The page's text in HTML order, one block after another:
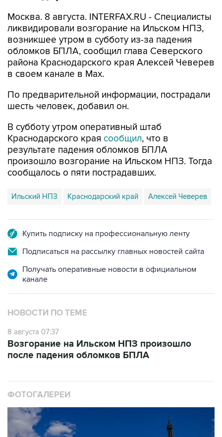
Москва. 8 августа. INTERFAX.RU - Специалисты
ликвидировали возгорание на Ильском НПЗ,
возникшее утром в субботу из-за падения
обломков БПЛА, сообщил глава Северского
района Краснодарского края Алексей Чеверев
в своем канале в Max.
По предварительной информации, пострадали
шесть человек, добавил он.
В субботу утром оперативный штаб
Краснодарского края сообщил, что в
результате падения обломков БПЛА
произошло возгорание на Ильском НПЗ. Тогда
сообщалось о пяти пострадавших.
Ильский НПЗ Краснодарский край Алексей Чеверев
Купить подписку на профессиональную ленту
Подписаться на рассылку главных новостей сайта
Получать оперативные новости в официальном
канале
НОВОСТИ ПО ТЕМЕ
8 августа 07:37
Возгорание на Ильском НПЗ произошло
после падения обломков БПЛА
ФОТОГАЛЕРЕИ